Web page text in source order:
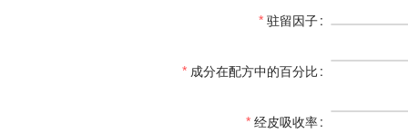
驻留因子
成分在配方中的百分比
经皮吸收率